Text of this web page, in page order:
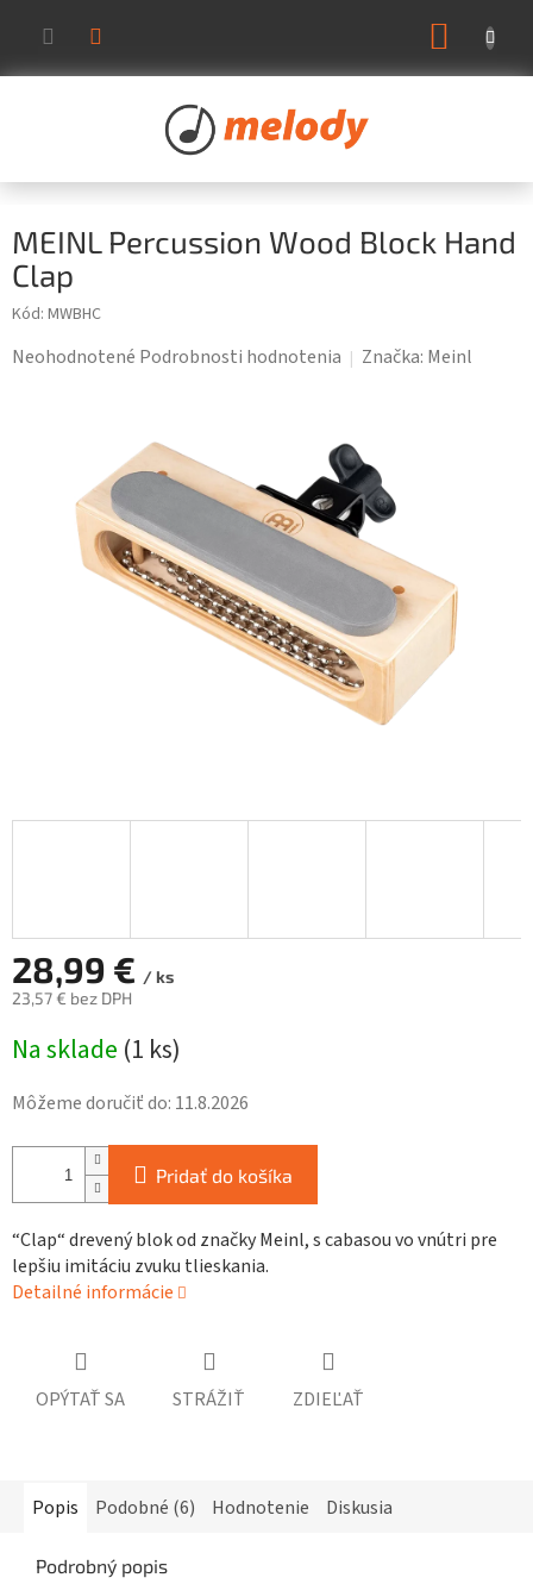
obsah
MEINL Percussion Wood Block Hand
Clap
Kód: MWBHC
Priemerné
hviezdičiek.
Neohodnotené Podrobnosti hodnotenia Značka: Meinl
28,99 € / ks
23,57 € bez DPH
cena:
Na sklade (1 ks)
Môžeme doručiť do: 11.8.2026
Pridať do košíka
“Clap“ drevený blok od značky Meinl, s cabasou vo vnútri pre
lepšiu imitáciu zvuku tlieskania.
Detailné informácie
OPÝTAŤ SA STRÁŽIŤ ZDIEĽAŤ
Popis Podobné (6) Hodnotenie Diskusia
Podrobný popis